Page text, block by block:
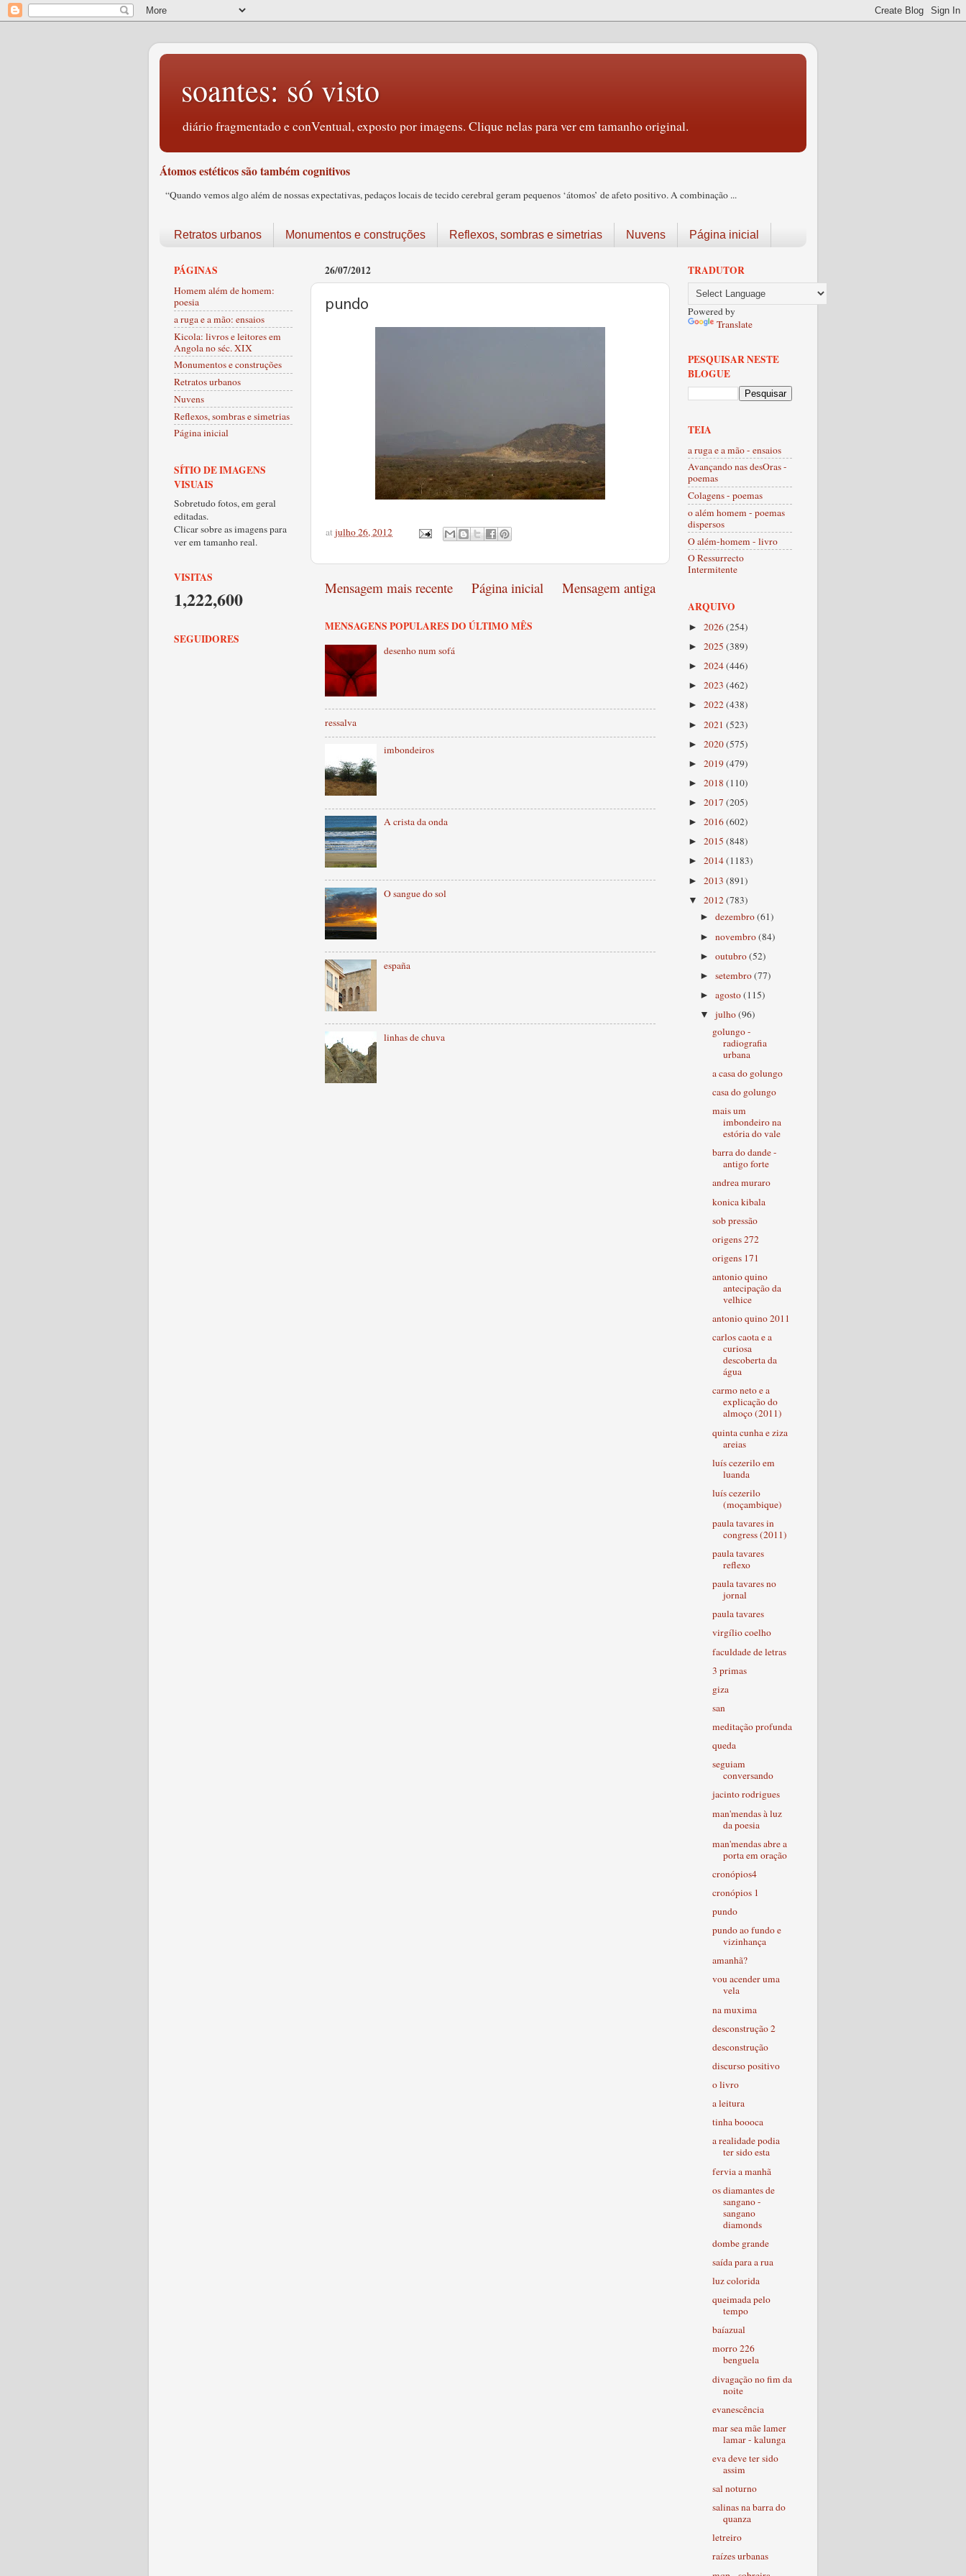
soantes: só visto
diário fragmentado e conVentual, exposto por imagens. Clique nelas para ver em tamanho original.
Átomos estéticos são também cognitivos
“Quando vemos algo além de nossas expectativas, pedaços locais de tecido cerebral geram pequenos ‘átomos’ de afeto positivo. A combinação ...
Retratos urbanos Monumentos e construções Reflexos, sombras e simetrias Nuvens Página inicial
26/07/2012
pundo
atjulho 26, 2012
Mensagem mais recente Mensagem antiga
Página inicial
MENSAGENS POPULARES DO ÚLTIMO MÊS
desenho num sofá
ressalva
imbondeiros
A crista da onda
O sangue do sol
españa
linhas de chuva
PÁGINAS
Homem além de homem:
poesia
a ruga e a mão: ensaios
Kicola: livros e leitores em
Angola no séc. XIX
Monumentos e construções
Retratos urbanos
Nuvens
Reflexos, sombras e simetrias
Página inicial
SÍTIO DE IMAGENS
VISUAIS
Sobretudo fotos, em geral
editadas.
Clicar sobre as imagens para
ver em tamanho real.
VISITAS
1,222,600
SEGUIDORES
TRADUTOR
Powered by
Translate
PESQUISAR NESTE
BLOGUE
TEIA
a ruga e a mão - ensaios
Avançando nas desOras -
poemas
Colagens - poemas
o além homem - poemas
dispersos
O além-homem - livro
O Ressurrecto
Intermitente
ARQUIVO
► 2026(254)
► 2025 (389)
► 2024(446)
► 2023 (462)
► 2022(438)
► 2021 (523)
► 2020(575)
► 2019(479)
► 2018 (110)
► 2017 (205)
► 2016(602)
► 2015 (848)
► 2014(1183)
► 2013 (891)
▼ 2012(783)
►dezembro(61)
►novembro(84)
►outubro(52)
►setembro(77)
►agosto(115)
▼julho(96)
golungo -
radiografia
urbana
a casa do golungo
casa do golungo
mais um
imbondeiro na
estória do vale
barra do dande -
antigo forte
andrea muraro
konica kibala
sob pressão
origens 272
origens 171
antonio quino
antecipação da
velhice
antonio quino 2011
carlos caota e a
curiosa
descoberta da
água
carmo neto e a
explicação do
almoço (2011)
quinta cunha e ziza
areias
luís cezerilo em
luanda
luís cezerilo
(moçambique)
paula tavares in
congress (2011)
paula tavares
reflexo
paula tavares no
jornal
paula tavares
virgílio coelho
faculdade de letras
3 primas
giza
san
meditação profunda
queda
seguiam
conversando
jacinto rodrigues
man'mendas à luz
da poesia
man'mendas abre a
porta em oração
cronópios4
cronópios 1
pundo
pundo ao fundo e
vizinhança
amanhã?
vou acender uma
vela
na muxima
desconstrução 2
desconstrução
discurso positivo
o livro
a leitura
tinha boooca
a realidade podia
ter sido esta
fervia a manhã
os diamantes de
sangano -
sangano
diamonds
dombe grande
saída para a rua
luz colorida
queimada pelo
tempo
baíazual
morro 226
benguela
divagação no fim da
noite
evanescência
mar sea mãe lamer
lamar - kalunga
eva deve ter sido
assim
sal noturno
salinas na barra do
quanza
letreiro
raízes urbanas